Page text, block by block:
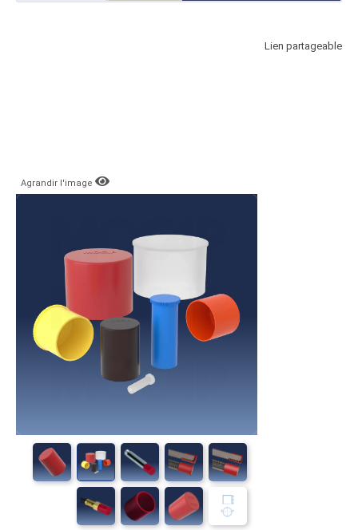
Lien partageable
Agrandir l'image